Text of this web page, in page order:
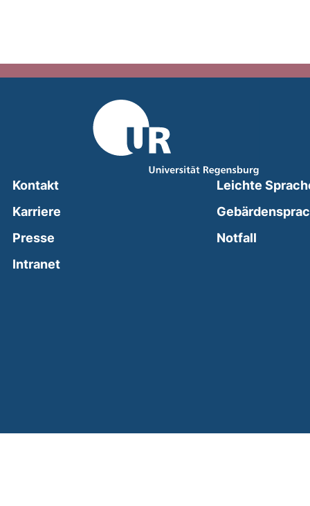
Kontakt
Karriere
Presse
Intranet(external link, opens in a new window)
Leichte
Notfall